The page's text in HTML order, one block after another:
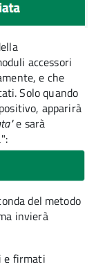
accessori
e che
Solo quando
apparirà
e sarà
del metodo
invierà
e firmati